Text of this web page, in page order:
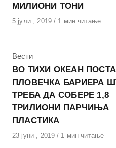
МИЛИОНИ ТОНИ
Објавено
5 јули , 2019 1 мин читање
КАтегорија
Вести
ВО ТИХИ ОКЕАН
ПЛОВЕЧКА БАРИЕРА
ТРЕБА ДА СОБЕРЕ 1,8
ТРИЛИОНИ ПАРЧИЊА
ПЛАСТИКА
Објавено
23 јуни , 2019 1 мин читање